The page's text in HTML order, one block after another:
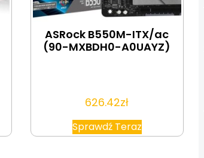
ASRock B550M-ITX/ac
(90-MXBDH0-A0UAYZ)
626.42zł
Sprawdź Teraz